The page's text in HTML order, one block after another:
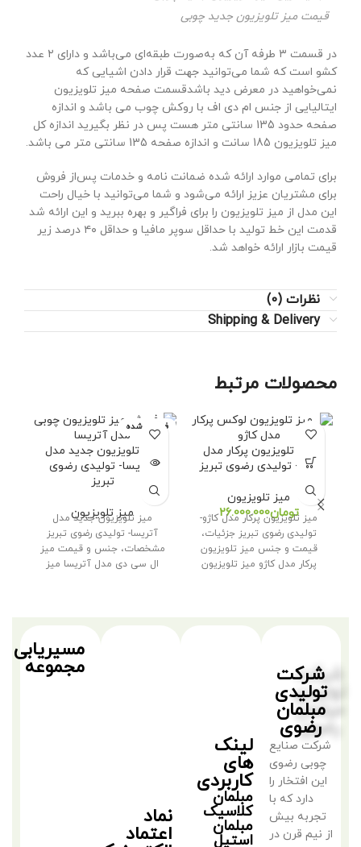
قیمت میز تلویزیون جدید چوبی
در قسمت ۳ طرفه آن که به‌صورت طبقه‌ای می‌باشد و دارای ۲ عدد
کشو است که شما می‌توانید جهت قرار دادن اشیایی که
نمی‌خواهید در معرض دید باشدقسمت صفحه میز تلویزیون
ایتالیایی از جنس ام دی اف با روکش چوب می باشد و اندازه
صفحه حدود 135 سانتی متر هست پس در نظر بگیرید اندازه کل
میز تلویزیون 185 سانت و اندازه صفحه 135 سانتی متر می باشد.
برای تمامی موارد ارائه شده ضمانت نامه و خدمات پس‌از فروش
برای مشتریان عزیز ارائه می‌شود و شما می‌توانید با خیال راحت
این مدل از میز تلویزیون را برای فراگیر و بهره ببرید و این ارائه شد
قدمت این خط تولید با حداقل سوپر مافیا و حداقل ۴۰ درصد زیر
قیمت بازار ارائه خواهد شد.
نظرات (0)
Shipping & Delivery
محصولات مرتبط
میز تلویزیون پرکار مدل
کاژو- تولیدی رضوی تبریز
میز تلویزیون
تومان
میز تلویزیون پرکار مدل کاژو-
تولیدی رضوی تبریز جزئیات،
قیمت و جنس میز تلویزیون
پرکار مدل کاژو میز تلویزیون
فروخته شده
میز تلویزیون جدید مدل
آتریسا- تولیدی رضوی
تبریز
میز تلویزیون
میز تلویزیون جدید مدل
آتریسا- تولیدی رضوی تبریز
مشخصات، جنس و قیمت میز
ال سی دی مدل آتریسا میز
شرکت
تولیدی
مبلمان
رضوی
شرکت صنایع
چوبی رضوی
این افتخار را
دارد که با
تجربه بیش
از نیم قرن در
لینک
های
کاربردی
مبلمان
کلاسیک
مبلمان
استیل
نماد
اعتماد
مسیریابی
مجموعه